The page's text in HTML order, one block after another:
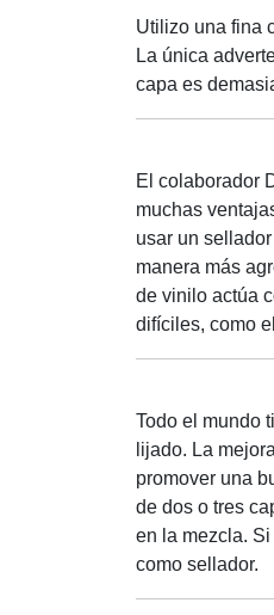
Utilizo una fina
La única
capa es
El colaborador
muchas
usar un
manera más
de vinilo actúa
difíciles, como
Todo el mundo
lijado. La
promover una
de dos o tres
en la mezcla.
como sellador.